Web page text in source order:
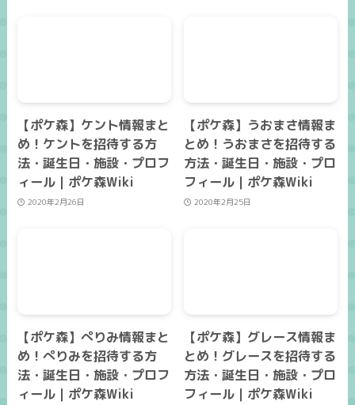
【ポケ森】ケント情報まと
め！ケントを招待する方
法・誕生日・施設・プロフ
ィール｜ポケ森Wiki
2020年2月26日
【ポケ森】うおまさ情報ま
とめ！うおまさを招待する
方法・誕生日・施設・プロ
フィール｜ポケ森Wiki
2020年2月25日
【ポケ森】ぺりみ情報まと
め！ぺりみを招待する方
法・誕生日・施設・プロフ
ィール｜ポケ森Wiki
【ポケ森】グレース情報ま
とめ！グレースを招待する
方法・誕生日・施設・プロ
フィール｜ポケ森Wiki